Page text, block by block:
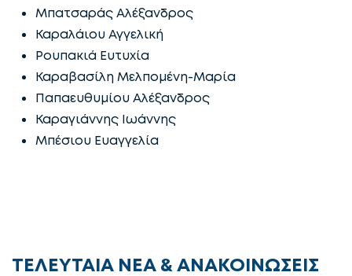
Μπατσαράς Αλέξανδρος
Καραλάιου Αγγελική
Ρουπακιά Ευτυχία
Καραβασίλη Μελπομένη-Μαρία
Παπαευθυμίου Αλέξανδρος
Καραγιάννης Ιωάννης
Μπέσιου Ευαγγελία
ΤΕΛΕΥΤΑΙΑ ΝΕΑ & ΑΝΑΚΟΙΝΩΣΕΙΣ